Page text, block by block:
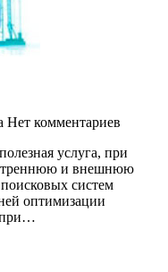
Нет комментариев
услуга, при
и внешнюю
систем
оптимизации
при…